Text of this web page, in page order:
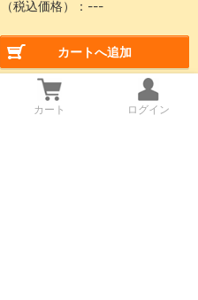
（税込価格）： ---
カートへ追加
カート ログイン